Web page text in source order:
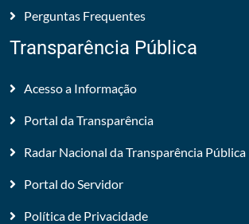
Perguntas Frequentes
Transparência Pública
Acesso a Informação
Portal da Transparência
Radar Nacional da Transparência Pública
Portal do Servidor
Política de Privacidade